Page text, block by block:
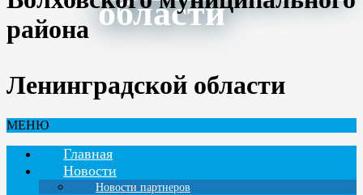
области
района
Ленинградской области
МЕНЮ
Главная
Новости
Новости партнеров